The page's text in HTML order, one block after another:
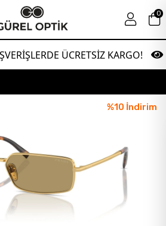
ÜCRETSİZ KARGO!
0
%10 İndirim